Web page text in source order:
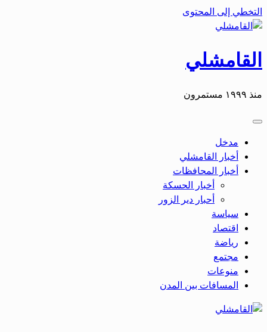
التخطي إلى المحتوى
القامشلي
منذ ١٩٩٩ مستمرون
مدخل
أخبار القامشلي
أخبار المحافظات
أخبار الحسكة
أحبار دير الزور
سياسة
اقتصاد
رياضة
مجتمع
منوعات
المسافات بين المدن